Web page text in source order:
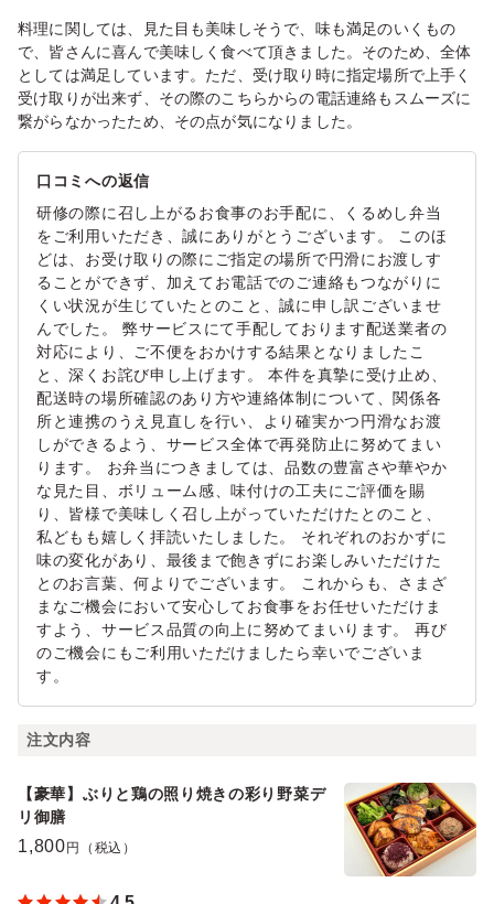
料理に関しては、見た目も美味しそうで、味も満足のいくもの
で、皆さんに喜んで美味しく食べて頂きました。そのため、全体
としては満足しています。ただ、受け取り時に指定場所で上手く
受け取りが出来ず、その際のこちらからの電話連絡もスムーズに
繋がらなかったため、その点が気になりました。
口コミへの返信
研修の際に召し上がるお食事のお手配に、くるめし弁当
をご利用いただき、誠にありがとうございます。 このほ
どは、お受け取りの際にご指定の場所で円滑にお渡しす
ることができず、加えてお電話でのご連絡もつながりに
くい状況が生じていたとのこと、誠に申し訳ございませ
んでした。 弊サービスにて手配しております配送業者の
対応により、ご不便をおかけする結果となりましたこ
と、深くお詫び申し上げます。 本件を真摯に受け止め、
配送時の場所確認のあり方や連絡体制について、関係各
所と連携のうえ見直しを行い、より確実かつ円滑なお渡
しができるよう、サービス全体で再発防止に努めてまい
ります。 お弁当につきましては、品数の豊富さや華やか
な見た目、ボリューム感、味付けの工夫にご評価を賜
り、皆様で美味しく召し上がっていただけたとのこと、
私どもも嬉しく拝読いたしました。 それぞれのおかずに
味の変化があり、最後まで飽きずにお楽しみいただけた
とのお言葉、何よりでございます。 これからも、さまざ
まなご機会において安心してお食事をお任せいただけま
すよう、サービス品質の向上に努めてまいります。 再び
のご機会にもご利用いただけましたら幸いでございま
す。
注文内容
【豪華】ぶりと鶏の照り焼きの彩り野菜デ
リ御膳
1,800 円（税込）